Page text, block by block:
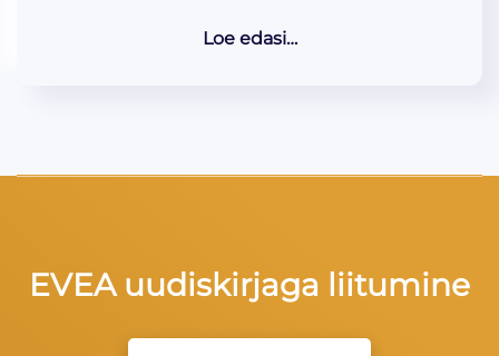
Loe edasi…
EVEA uudiskirjaga liitumine